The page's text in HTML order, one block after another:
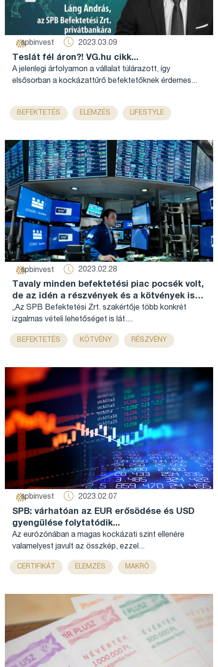
spbinvest 2023.03.09
Teslát fél áron?! VG.hu cikk...
A jelenlegi árfolyamon a vállalat túlárazott, így
elsősorban a kockázattűrő befektetőknek érdemes...
BEFEKTETÉS ELEMZÉS LIFESTYLE
spbinvest 2023.02.28
Tavaly minden befektetési piac pocsék volt,
de az idén a részvények és a kötvények is
ígéretesek – SPB a Telex.hu-n...
„Az SPB Befektetési Zrt. szakértője több konkrét
izgalmas vételi lehetőséget is lát....
BEFEKTETÉS KÖTVÉNY RÉSZVÉNY
spbinvest 2023.02.07
SPB: várhatóan az EUR erősödése és USD
gyengülése folytatódik...
Az eurózónában a magas kockázati szint ellenére
valamelyest javult az összkép, ezzel...
CERTIFIKÁT ELEMZÉS MAKRÓ